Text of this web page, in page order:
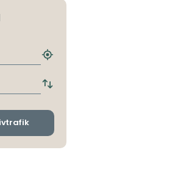
Hitta
hållplats
Byt
och